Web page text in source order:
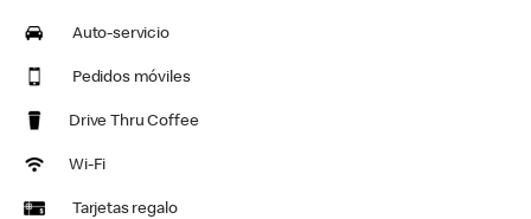
Auto-servicio
Pedidos móviles
Drive Thru Coffee
Wi-Fi
Tarjetas regalo